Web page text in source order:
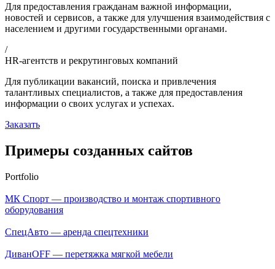
Для предоставления гражданам важной информации,
новостей и сервисов, а также для улучшения взаимодействия с
населением и другими государственными органами.
/
HR-агентств и рекрутинговых компаний
Для публикации вакансий, поиска и привлечения
талантливых специалистов, а также для предоставления
информации о своих услугах и успехах.
Заказать
Примеры созданных сайтов
Portfolio
МК Спорт — производство и монтаж спортивного
оборудования
СпецАвто — аренда спецтехники
ДиванOFF — перетяжка мягкой мебели